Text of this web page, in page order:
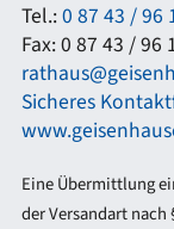
Tel.:0 87 43 / 96
Fax: 0 87 43 / 96
Sicheres
Eine Übermittlung
der Versandart nach